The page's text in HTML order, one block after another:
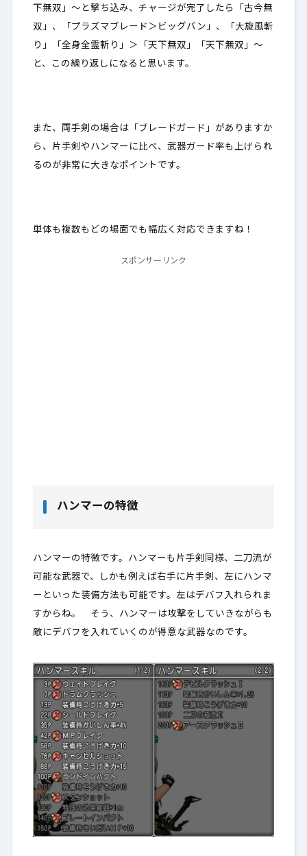
下無双」～と撃ち込み、チャージが完了したら「古今無
双」、「プラズマブレード＞ビッグバン」、「大旋風斬
り」「全身全霊斬り」＞「天下無双」「天下無双」～
と、この繰り返しになると思います。
また、両手剣の場合は「ブレードガード」がありますか
ら、片手剣やハンマーに比べ、 武器ガード率も上げられ
るのが非常に大きなポイントです。
単体も複数もどの場面でも幅広く対応できますね！
スポンサーリンク
ハンマーの特徴
ハンマーの特徴です。ハンマーも片手剣同様、二刀流が
可能な武器で、しかも例えば右手に片手剣、左にハンマ
ーといった装備方法も可能です。左はデバフ入れられま
すからね。 そう、ハンマーは攻撃をしていきながらも
敵にデバフを入れていくのが得意な武器なのです。